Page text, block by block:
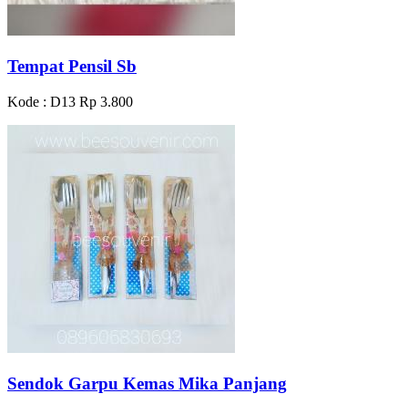
Tempat Pensil Sb
Kode : D13 Rp 3.800
Sendok Garpu Kemas Mika Panjang